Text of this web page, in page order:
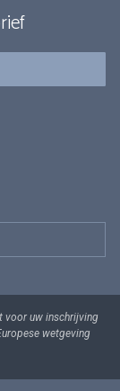
voor uw inschrijving
wetgeving